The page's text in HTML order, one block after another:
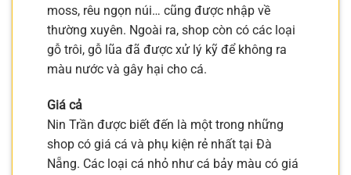
moss, rêu ngọn núi… cũng được nhập về
thường xuyên. Ngoài ra, shop còn có các loại
gỗ trôi, gỗ lũa đã được xử lý kỹ để không ra
màu nước và gây hại cho cá.
Giá cả
Nin Trần được biết đến là một trong những
shop có giá cá và phụ kiện rẻ nhất tại Đà
Nẵng. Các loại cá nhỏ như cá bảy màu có giá